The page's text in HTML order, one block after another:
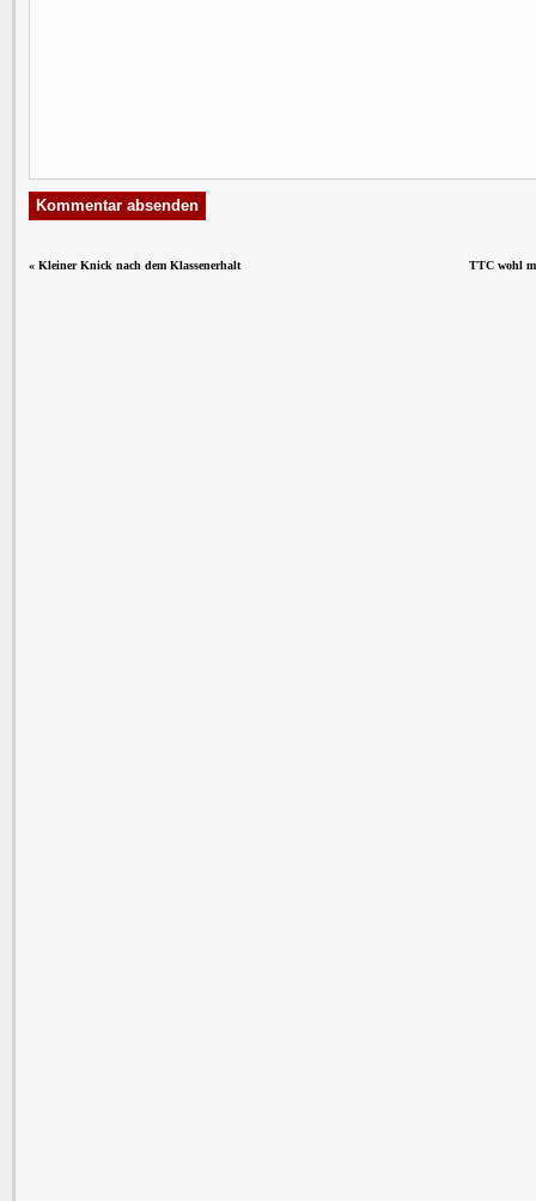
« Kleiner Knick nach dem Klassenerhalt TTC wohl